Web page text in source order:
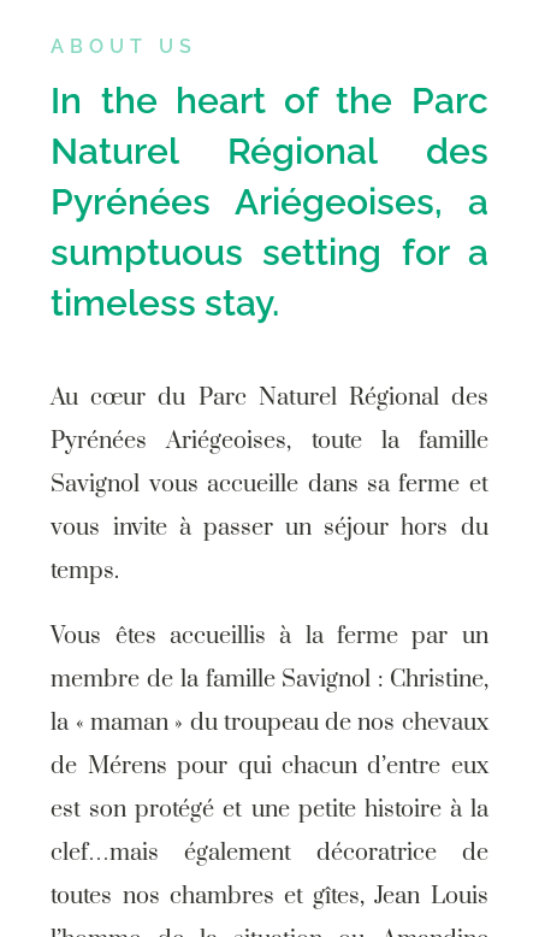
ABOUT US
In the heart of the Parc
Naturel Régional des
Pyrénées Ariégeoises, a
sumptuous setting for a
timeless stay.
Au cœur du Parc Naturel Régional des
Pyrénées Ariégeoises, toute la famille
Savignol vous accueille dans sa ferme et
vous invite à passer un séjour hors du
temps.
Vous êtes accueillis à la ferme par un
membre de la famille Savignol : Christine,
la « maman » du troupeau de nos chevaux
de Mérens pour qui chacun d’entre eux
est son protégé et une petite histoire à la
clef…mais également décoratrice de
toutes nos chambres et gîtes, Jean Louis